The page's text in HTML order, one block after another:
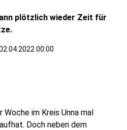
plötzlich wieder Zeit für
00:00
im Kreis Unna mal
Doch neben dem